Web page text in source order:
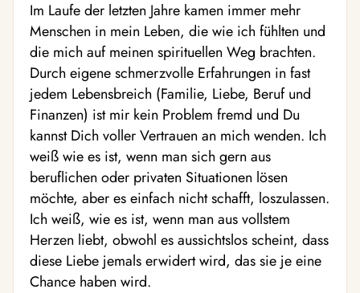
Im Laufe der letzten Jahre kamen immer mehr
Menschen in mein Leben, die wie ich fühlten und
die mich auf meinen spirituellen Weg brachten.
Durch eigene schmerzvolle Erfahrungen in fast
jedem Lebensbreich (Familie, Liebe, Beruf und
Finanzen) ist mir kein Problem fremd und Du
kannst Dich voller Vertrauen an mich wenden. Ich
weiß wie es ist, wenn man sich gern aus
beruflichen oder privaten Situationen lösen
möchte, aber es einfach nicht schafft, loszulassen.
Ich weiß, wie es ist, wenn man aus vollstem
Herzen liebt, obwohl es aussichtslos scheint, dass
diese Liebe jemals erwidert wird, das sie je eine
Chance haben wird.